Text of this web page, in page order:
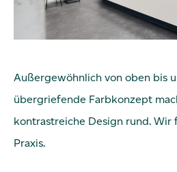
Außergewöhnlich von oben bis
übergriefende Farbkonzept
kontrastreiche Design rund. Wir
Praxis.